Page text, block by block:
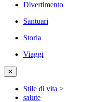
Divertimento
Santuari
Storia
Viaggi
✕
Stile di vita >
salute